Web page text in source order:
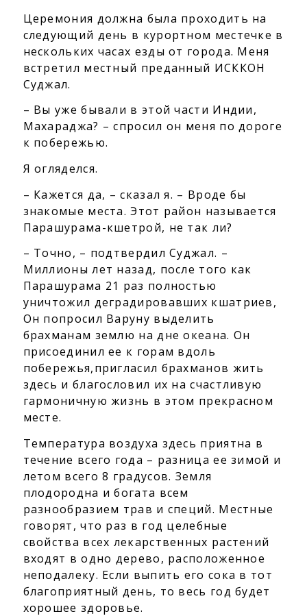
Церемония должна была проходить на
следующий день в курортном местечке в
нескольких часах езды от города. Меня
встретил местный преданный ИСККОН
Суджал.
– Вы уже бывали в этой части Индии,
Махараджа? – спросил он меня по дороге
к побережью.
Я огляделся.
– Кажется да, – сказал я. – Вроде бы
знакомые места. Этот район называется
Парашурама-кшетрой, не так ли?
– Точно, – подтвердил Суджал. –
Миллионы лет назад, после того как
Парашурама 21 раз полностью
уничтожил деградировавших кшатриев,
Он попросил Варуну выделить
брахманам землю на дне океана. Он
присоединил ее к горам вдоль
побережья,пригласил брахманов жить
здесь и благословил их на счастливую
гармоничную жизнь в этом прекрасном
месте.
Температура воздуха здесь приятна в
течение всего года – разница ее зимой и
летом всего 8 градусов. Земля
плодородна и богата всем
разнообразием трав и специй. Местные
говорят, что раз в год целебные
свойства всех лекарственных растений
входят в одно дерево, расположенное
неподалеку. Если выпить его сока в тот
благоприятный день, то весь год будет
хорошее здоровье.